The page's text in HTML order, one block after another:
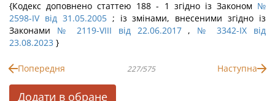
{Кодекс доповнено статтею 188 - 1 згідно із Законом №
2598-IV від 31.05.2005; із змінами, внесеними згідно із
Законами № 2119-VIII від 22.06.2017, № 3342-IX від
23.08.2023 }
Попередня 227/575 Наступна
Додати в обране